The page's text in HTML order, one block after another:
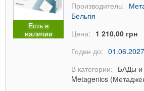
Есть в
наличии
Производитель:
Бельгія
Цена: 1 210,00 грн
Годен до: 01.06.2027
В категории: БАДы и
Metagenics